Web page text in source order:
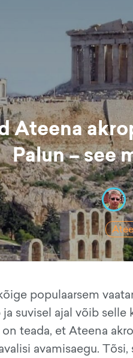
Ateena
Palun – see
populaarsem
suvisel ajal võib
teada, et Ateena
avamisaegu.